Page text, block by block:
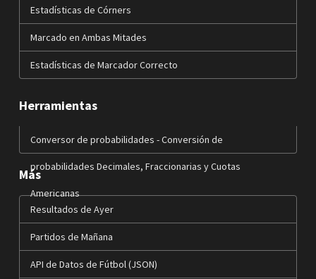
Estadísticas de Córners
Marcado en Ambas Mitades
Estadísticas de Marcador Correcto
Herramientas
Conversor de probabilidades - Conversión de
probabilidades Decimales, Fraccionarias y Cuotas
Americanas
Más
Resultados de Ayer
Partidos de Mañana
API de Datos de Fútbol (JSON)